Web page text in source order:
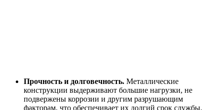
Прочность и долговечность. Металлические
конструкции выдерживают большие нагрузки, не
подвержены коррозии и другим разрушающим
факторам, что обеспечивает их долгий срок службы.